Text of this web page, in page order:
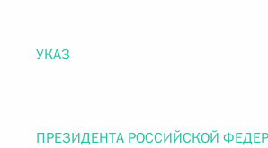
УКАЗ
ПРЕЗИДЕНТА РОССИЙСКОЙ